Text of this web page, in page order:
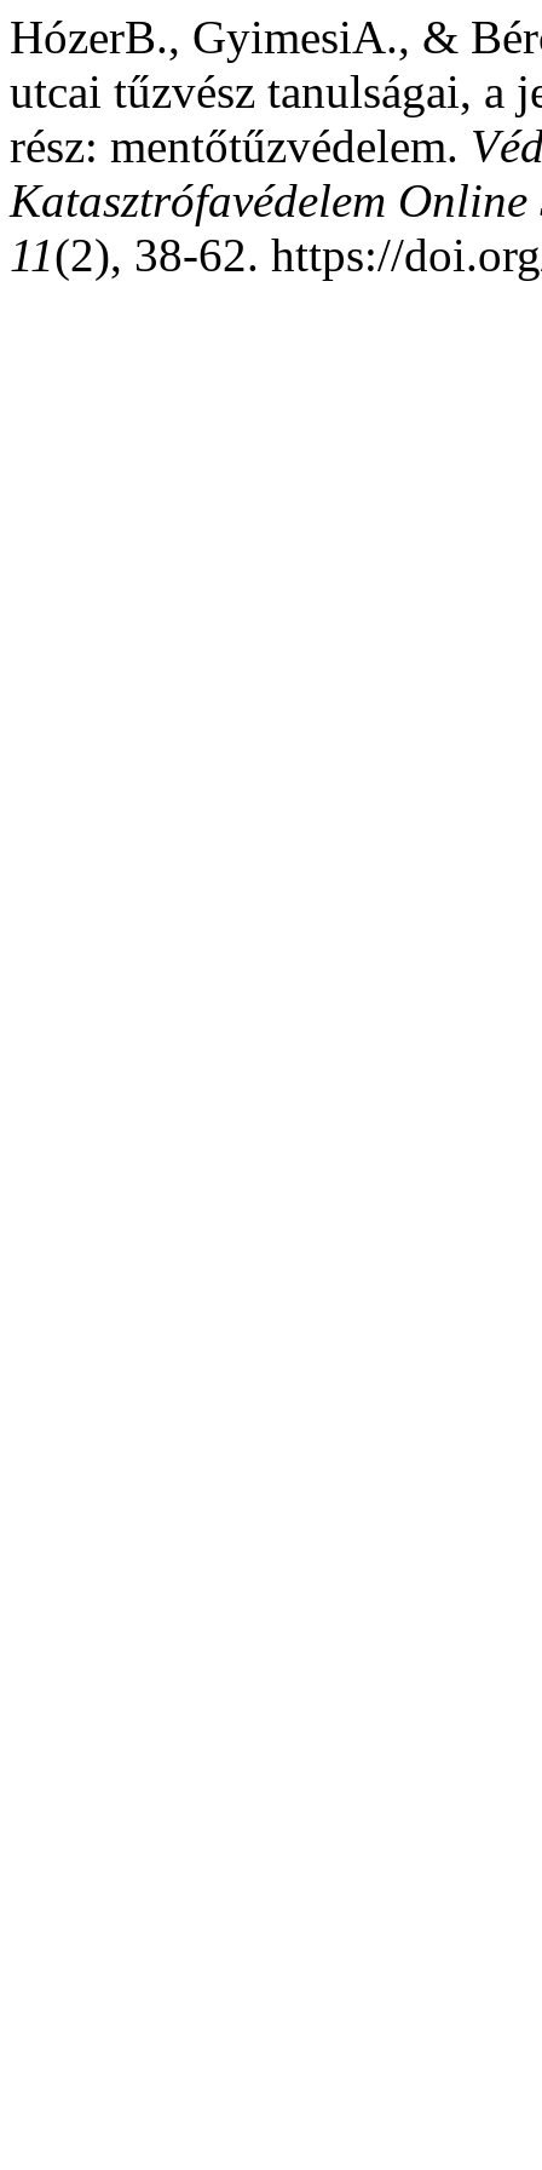
HózerB., GyimesiA., &
utcai tűzvész tanulságai, a
rész: mentőtűzvédelem.
Katasztrófavédelem
11(2), 38-62. https://